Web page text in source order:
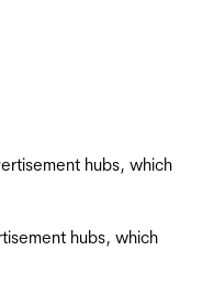
hubs, which
hubs, which